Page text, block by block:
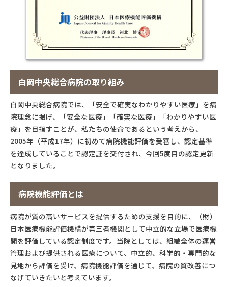
白岡中央総合病院の取り組み
白岡中央総合病院では、「安全で確実なわかりやすい医療」を病
院理念に掲げ、「安全な医療」「確実な医療」「わかりやすい医
療」を目指すことが、私たちの使命であるという考えから、
2005年（平成17年）に初めて病院機能評価を受審し、認定基準
を達成していることで認定証を交付され、今回5度目の認定更新
となりました。
病院機能評価とは
病院が質の高いサービスを提供するための支援を目的に、（財）
日本医療機能評価機構が第三者機関として中立的な立場で医療機
関を評価している認定制度です。当院としては、組織全体の運営
管理および提供される医療について、中立的、科学的・専門的な
見地から評価を受け、病院機能評価を通じて、病院の質改善につ
なげていきたいと考えています。